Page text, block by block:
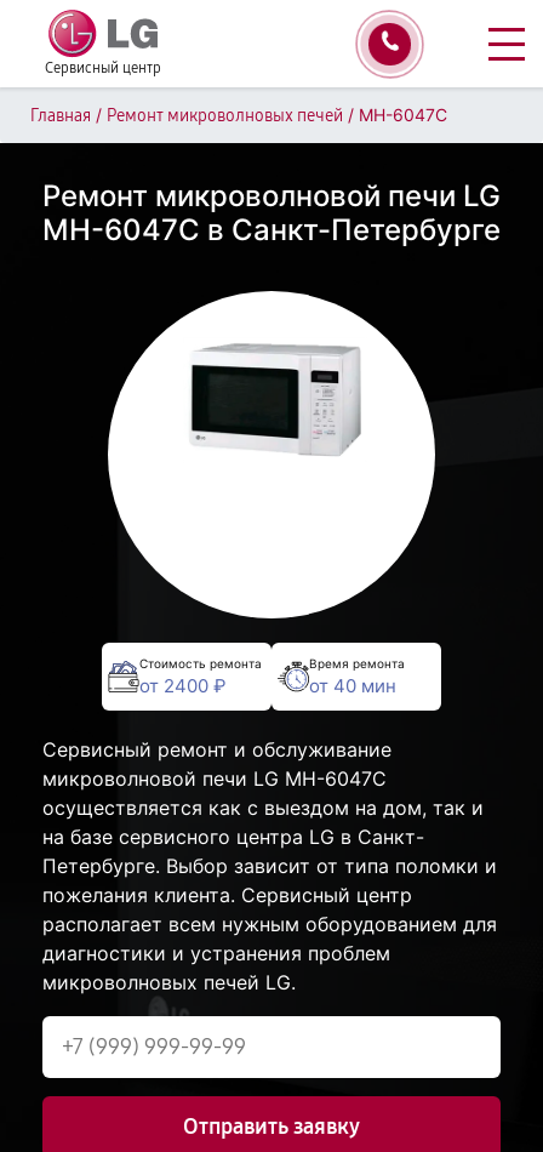
Сервисный центр
Главная / Ремонт микроволновых печей / MH-6047C
Ремонт микроволновой печи LG
MH-6047C в Санкт-Петербурге
Стоимость ремонта
от 2400 ₽
Время ремонта
от 40 мин
Сервисный ремонт и обслуживание
микроволновой печи LG MH-6047C
осуществляется как с выездом на дом, так и
на базе сервисного центра LG в Санкт-
Петербурге. Выбор зависит от типа поломки и
пожелания клиента. Сервисный центр
располагает всем нужным оборудованием для
диагностики и устранения проблем
микроволновых печей LG.
Отправить заявку